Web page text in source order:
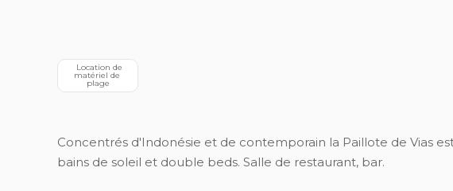
matériel de
plage
Concentrés d'Indonésie et de contemporain la Paillote de Vias
bains de soleil et double beds. Salle de restaurant, bar.